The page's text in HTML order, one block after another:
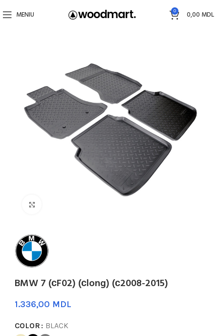
MENIU 0 0,00 MDL
BMW 7 (сF02) (сlong) (с2008-2015)
MDL
COLOR BLACK